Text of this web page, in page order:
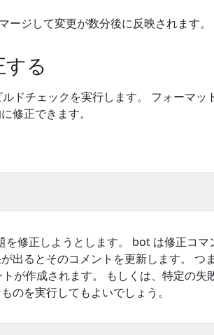
ージして変更が数分後に反映されます。
る
ドチェックを実行します。 フォーマッ
修正できます。
修正しようとします。 bot は修正コマ
出るとそのコメントを更新します。 つま
が作成されます。 もしくは、特定の失
のを実行してもよいでしょう。